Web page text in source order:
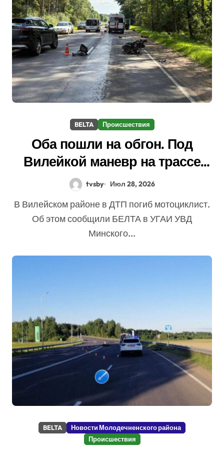
BELTA Происшествия
Оба пошли на обгон. Под
Вилейкой маневр на трассе
закончился гибелью
мотоциклиста
tvsby Июл 28, 2026
В Вилейском районе в ДТП погиб мотоциклист.
Об этом сообщили БЕЛТА в УГАИ УВД
Минского...
BELTA
Новости Молодечненского района
Происшествия